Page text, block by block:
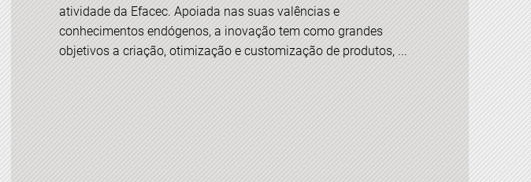
atividade da Efacec. Apoiada nas suas valências e
conhecimentos endógenos, a inovação tem como grandes
objetivos a criação, otimização e customização de produtos, ...